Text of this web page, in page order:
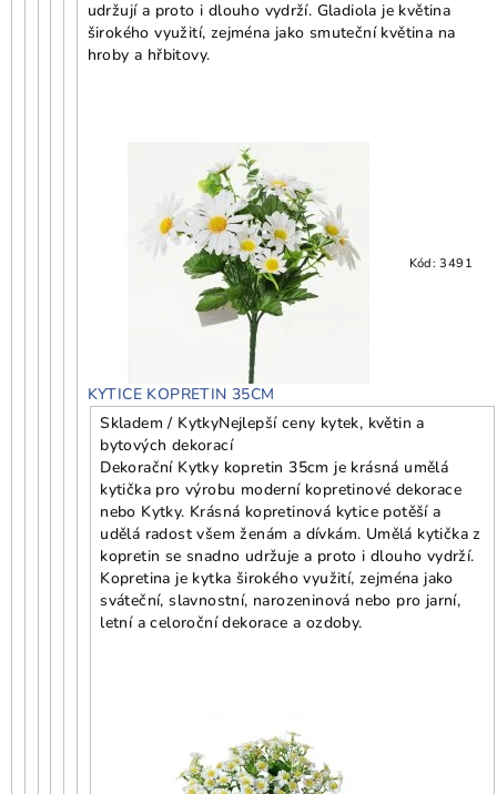
udržují a proto i dlouho vydrží. Gladiola je květina
širokého využití, zejména jako smuteční květina na
hroby a hřbitovy.
Kód: 3491
KYTICE KOPRETIN 35CM
Skladem / KytkyNejlepší ceny kytek, květin a
bytových dekorací
Dekorační Kytky kopretin 35cm je krásná umělá
kytička pro výrobu moderní kopretinové dekorace
nebo Kytky. Krásná kopretinová kytice potěší a
udělá radost všem ženám a dívkám. Umělá kytička z
kopretin se snadno udržuje a proto i dlouho vydrží.
Kopretina je kytka širokého využití, zejména jako
sváteční, slavnostní, narozeninová nebo pro jarní,
letní a celoroční dekorace a ozdoby.